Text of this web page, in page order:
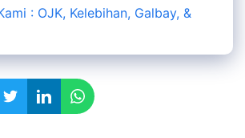
: OJK, Kelebihan, Galbay, &